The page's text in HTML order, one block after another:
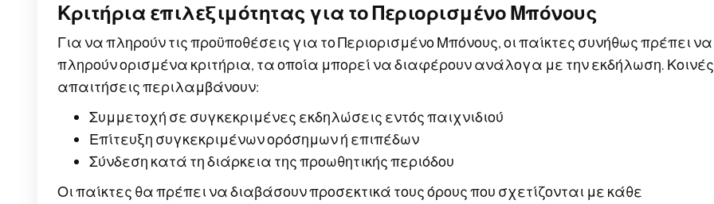
Κριτήρια επιλεξιμότητας για το Περιορισμένο Μπόνους
Για να πληρούν τις προϋποθέσεις για το Περιορισμένο Μπόνους, οι παίκτες συνήθως πρέπει να
πληρούν ορισμένα κριτήρια, τα οποία μπορεί να διαφέρουν ανάλογα με την εκδήλωση. Κοινές
απαιτήσεις περιλαμβάνουν:
Συμμετοχή σε συγκεκριμένες εκδηλώσεις εντός παιχνιδιού
Επίτευξη συγκεκριμένων ορόσημων ή επιπέδων
Σύνδεση κατά τη διάρκεια της προωθητικής περιόδου
Οι παίκτες θα πρέπει να διαβάσουν προσεκτικά τους όρους που σχετίζονται με κάθε